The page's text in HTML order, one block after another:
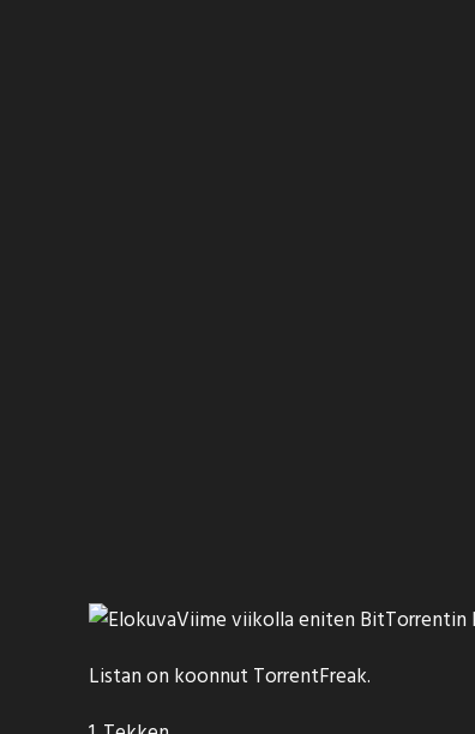
Viime viikolla eniten
Listan on koonnut TorrentFreak.